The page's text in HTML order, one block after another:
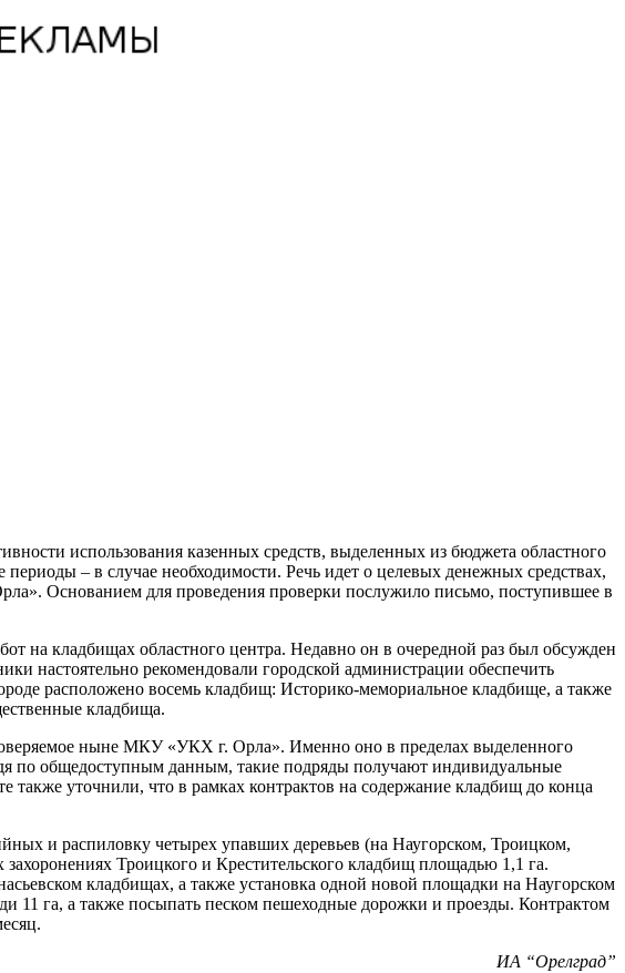
использования казенных средств, выделенных из бюджета областного
– в случае необходимости. Речь идет о целевых денежных средствах,
Основанием для проведения проверки послужило письмо, поступившее в
на кладбищах областного центра. Недавно он в очередной раз был обсужден
настоятельно рекомендовали городской администрации обеспечить
расположено восемь кладбищ: Историко-мемориальное кладбище, а также
кладбища.
ныне МКУ «УКХ г. Орла». Именно оно в пределах выделенного
по общедоступным данным, такие подряды получают индивидуальные
уточнили, что в рамках контрактов на содержание кладбищ до конца
и распиловку четырех упавших деревьев (на Наугорском, Троицком,
Троицкого и Крестительского кладбищ площадью 1,1 га.
кладбищах, а также установка одной новой площадки на Наугорском
11 га, а также посыпать песком пешеходные дорожки и проезды. Контрактом
ИА “Орелград”